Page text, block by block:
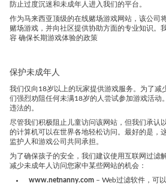
防止过度沉迷和未成年人进入我们的平台。
作为马来西亚顶级的在线赌场游戏网站，该公司
赌场游戏，并向社区提供协助方面的专业知识。
容 确保长期游戏体验的政策
保护未成年人
我们仅向18岁以上的玩家提供游戏服务。为了减
们强烈劝阻任何未满18岁的人尝试参加游戏活动
违法的。
尽管我们积极阻止儿童访问该网站，但我们承认
的计算机可以在世界各地轻松访问。最好的是，
监护人和游戏公司共同承担。
为了确保孩子的安全，我们建议使用互联网过滤
减少未成年人访问您家中某些网站的机会：
www.netnanny.com – Web过滤软件，可